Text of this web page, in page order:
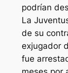
podrían
La
de su
exjugador
fue